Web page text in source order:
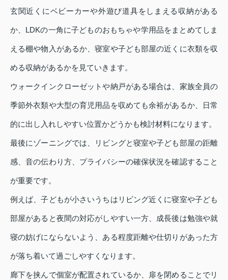
玄関近くにベビーカーや外遊び道具をしまえる収納がある
か、LDKの一角に子どものおもちゃや学用品をまとめてしま
える棚や物入があるか、寝室や子ども部屋の近くに衣類を収
める収納があるかを見ていきます。
ウォークインクローゼットや納戸がある場合は、家族全員の
季節外衣類や大型の育児用品を収めても余裕があるか、日常
的に出し入れしやすい位置かどうかも検討材料になります。
最後にゾーニングでは、リビングと寝室や子ども部屋の距離
感、音の伝わり方、プライバシーの確保状況を確認すること
が重要です。
例えば、子どもが小さいうちはリビング近くに寝室や子ども
部屋があると夜間の対応がしやすい一方、成長後は勉強や就
寝の妨げにならないよう、ある程度距離や仕切りがあった方
が落ち着いて過ごしやすくなります。
廊下を挟んで個室が配置されているか、扉を閉めることでリ